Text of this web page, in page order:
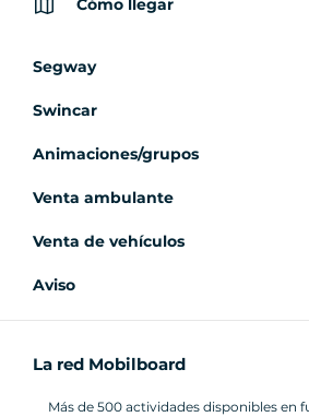
Cómo llegar
Segway
Swincar
Animaciones/grupos
Venta ambulante
Venta de vehículos
Aviso
La red Mobilboard
Más de 500 actividades disponibles en